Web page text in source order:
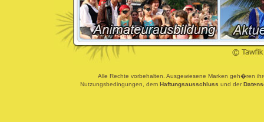
Alle Rechte vorbehalten. Ausgewiesene Marken geh�ren
Nutzungsbedingungen, dem Haftungsausschluss und der